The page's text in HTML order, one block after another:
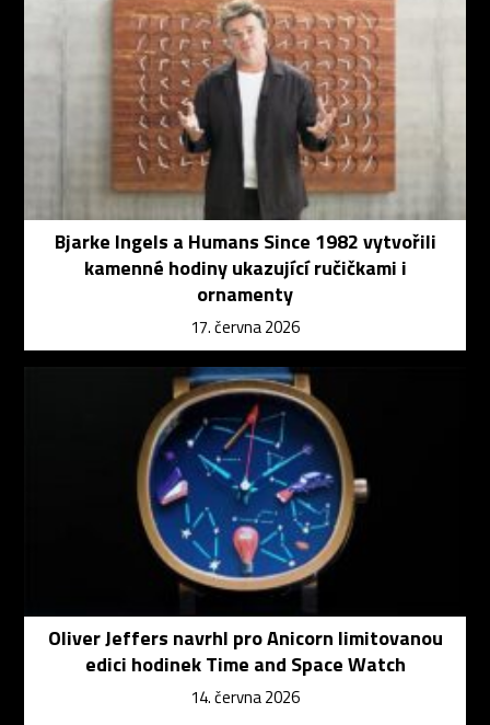
Bjarke Ingels a Humans Since 1982 vytvořili
kamenné hodiny ukazující ručičkami i
ornamenty
17. června 2026
Oliver Jeffers navrhl pro Anicorn limitovanou
edici hodinek Time and Space Watch
14. června 2026